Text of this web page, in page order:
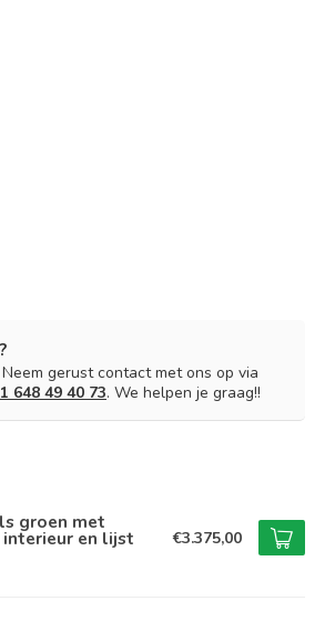
gerust contact met ons op via
648 49 40 73. We helpen je graag!!
groen met
interieur en lijst €3.375,00